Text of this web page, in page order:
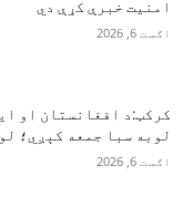
امنیت خبرې کړې دي
اګست 6, 2026
لوبه سبا جمعه کېږي؛
اګست 6, 2026